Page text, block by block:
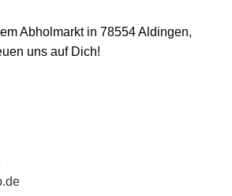
Abholmarkt in 78554 Aldingen,
uns auf Dich!